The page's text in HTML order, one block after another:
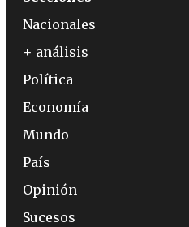
Nacionales
+ análisis
Política
Economía
Mundo
País
Opinión
Sucesos